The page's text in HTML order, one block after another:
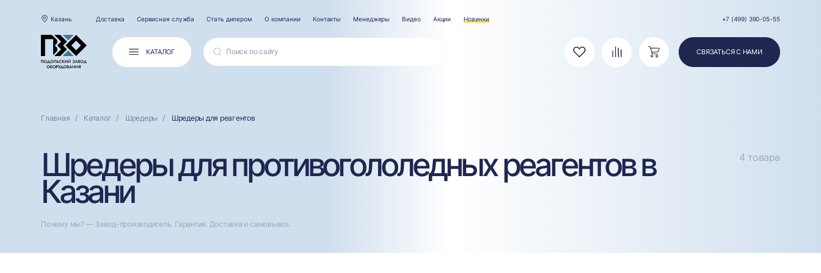
Казань Доставка Сервисная служба Стать дилером О компании Контакты Менеджеры Видео Акции Новинки +7 (499) 390-05-55
КАТАЛОГ Избранное СравнениеКорзина СВЯЗАТЬСЯ С НАМИ
Главная Каталог Шредеры Шредеры для реагентов
Шредеры для противогололедных реагентов в
Казани
4 товара
Почему мы? — Завод-производитель. Гарантия. Доставка и самовывоз.